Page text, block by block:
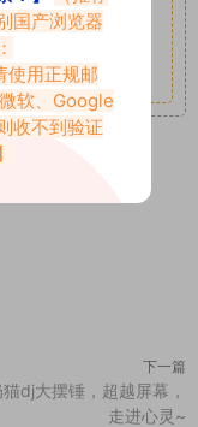
的软件操作，
解压专家
中心！
下一篇
猫dj大摆锤，超越屏幕，
走进心灵~
国产浏览器
使用正规邮
软、Google
收不到验证